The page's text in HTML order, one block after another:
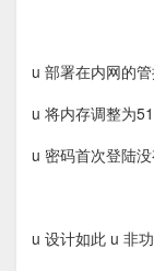
u 部署在内网的
u 将内存调整为
u 密码首次登陆
u 设计如此 u 非